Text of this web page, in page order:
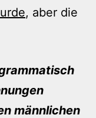
, aber die
männlichen